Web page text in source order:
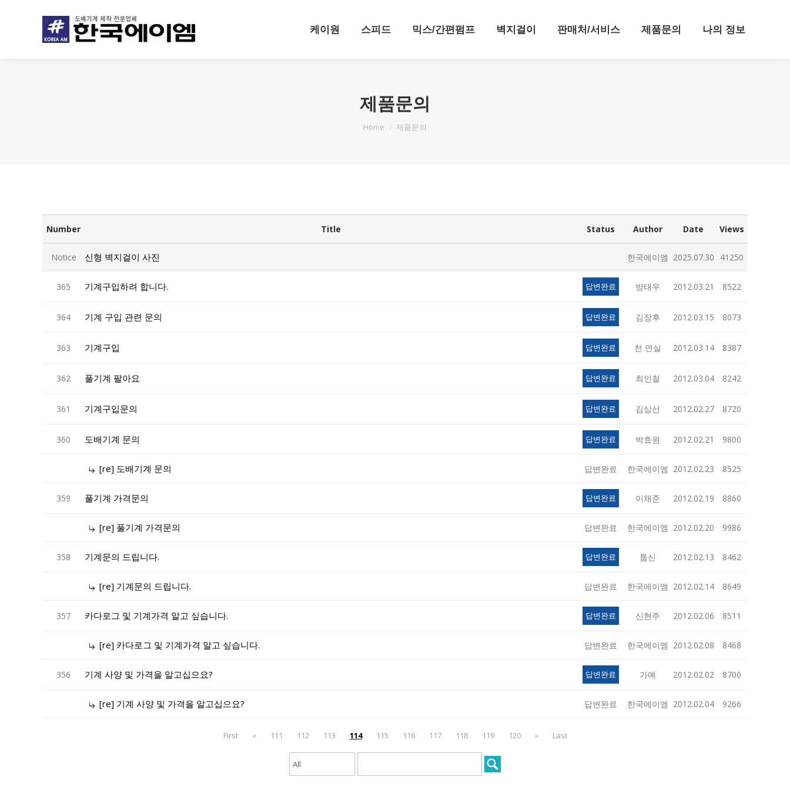
케이원 스피드 믹스/간편펌프 벽지걸이 판매처/서비스 제품문의 나의 정보
제품문의
You are here:
Home 제품문의
Number Title Status Author Date Views
Notice 신형 벽지걸이 사진 한국에이엠 2025.07.30 41250
365 기계구입하려 합니다. 답변완료 방태우 2012.03.21 8522
364 기계 구입 관련 문의 답변완료 김장후 2012.03.15 8073
363 기계구입 답변완료 천 연실 2012.03.14 8387
362 풀기계 팔아요 답변완료 최인철 2012.03.04 8242
361 기계구입문의 답변완료 김상선 2012.02.27 8720
360 도배기계 문의 답변완료 박효원 2012.02.21 9800
[re] 도배기계 문의 답변완료 한국에이엠 2012.02.23 8525
359 풀기계 가격문의 답변완료 이채준 2012.02.19 8860
[re] 풀기계 가격문의 답변완료 한국에이엠 2012.02.20 9986
358 기계문의 드립니다. 답변완료 툽신 2012.02.13 8462
[re] 기계문의 드립니다. 답변완료 한국에이엠 2012.02.14 8649
357 카다로그 및 기계가격 알고 싶습니다. 답변완료 신현주 2012.02.06 8511
[re] 카다로그 및 기계가격 알고 싶습니다. 답변완료 한국에이엠 2012.02.08 8468
356 기계 사양 및 가격을 알고십으요? 답변완료 가예 2012.02.02 8700
[re] 기계 사양 및 가격을 알고십으요? 답변완료 한국에이엠 2012.02.04 9266
First « 111 112 113 114 115 116 117 118 119 120 » Last